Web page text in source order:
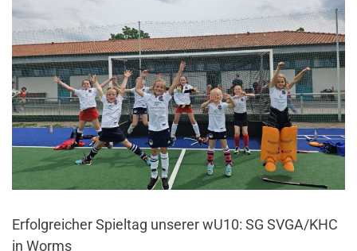
Erfolgreicher Spieltag unserer wU10: SG SVGA/KHC
in Worms